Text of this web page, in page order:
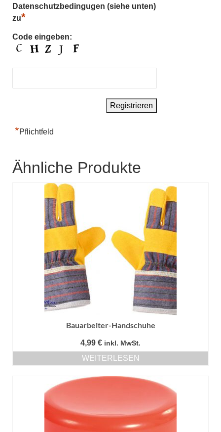
Datenschutzbedingugen (siehe unten)
zu*
Code eingeben:
*Pflichtfeld
Ähnliche Produkte
Bauarbeiter-Handschuhe
4,99 € inkl. MwSt.
WEITERLESEN